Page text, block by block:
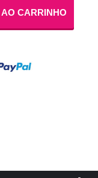
CARRINHO